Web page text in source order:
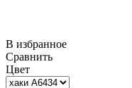
В избранное
Сравнить
Цвет